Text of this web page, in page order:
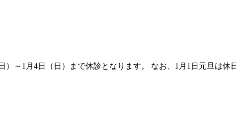
1月4日（日）まで休診となります。 なお、1月1日元旦は休